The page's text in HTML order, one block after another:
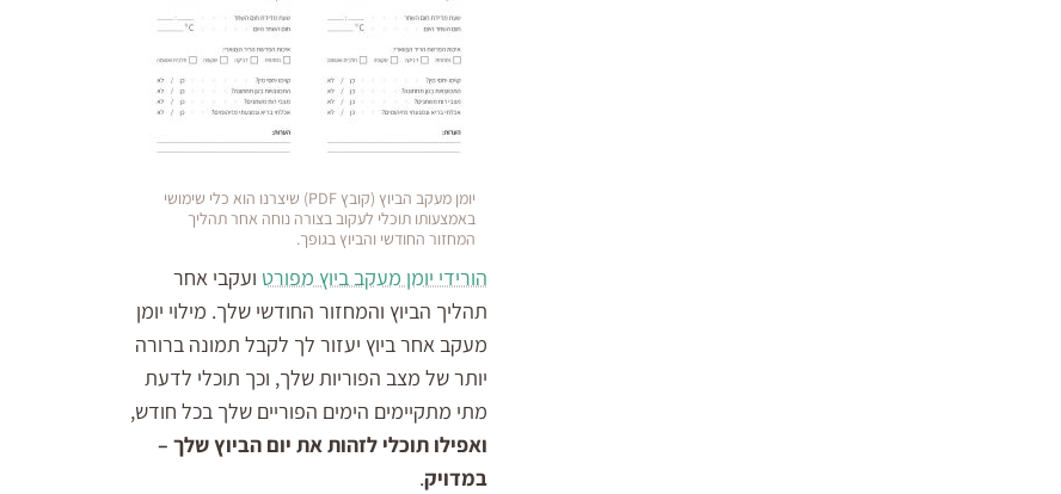
יומן מעקב הביוץ (קובץ PDF) שיצרנו הוא כלי שימושי
באמצעותו תוכלי לעקוב בצורה נוחה אחר תהליך
המחזור החודשי והביוץ בגופך.
הורידי יומן מעקב ביוץ מפורט ועקבי אחר
תהליך הביוץ והמחזור החודשי שלך. מילוי יומן
מעקב אחר ביוץ יעזור לך לקבל תמונה ברורה
יותר של מצב הפוריות שלך, וכך תוכלי לדעת
מתי מתקיימים הימים הפוריים שלך בכל חודש,
ואפילו תוכלי לזהות את יום הביוץ שלך –
במדויק.